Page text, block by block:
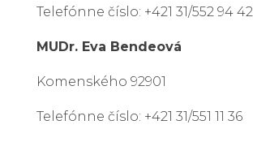
Telefónne číslo: +421 31/552 94 42
MUDr. Eva Bendeová
Komenského 92901
Telefónne číslo: +421 31/551 11 36